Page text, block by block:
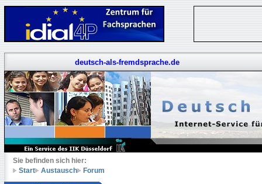
deutsch-als-fremdsprache.de
Sie befinden sich hier:
Start
Austausch Forum